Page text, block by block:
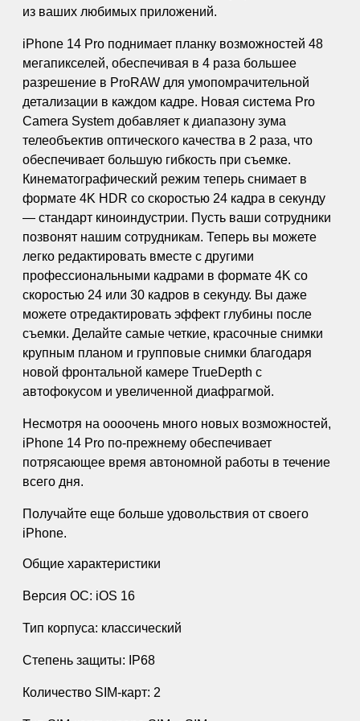
из ваших любимых приложений.
iPhone 14 Pro поднимает планку возможностей 48
мегапикселей, обеспечивая в 4 раза большее
разрешение в ProRAW для умопомрачительной
детализации в каждом кадре. Новая система Pro
Camera System добавляет к диапазону зума
телеобъектив оптического качества в 2 раза, что
обеспечивает большую гибкость при съемке.
Кинематографический режим теперь снимает в
формате 4K HDR со скоростью 24 кадра в секунду
— стандарт киноиндустрии. Пусть ваши сотрудники
позвонят нашим сотрудникам. Теперь вы можете
легко редактировать вместе с другими
профессиональными кадрами в формате 4K со
скоростью 24 или 30 кадров в секунду. Вы даже
можете отредактировать эффект глубины после
съемки. Делайте самые четкие, красочные снимки
крупным планом и групповые снимки благодаря
новой фронтальной камере TrueDepth с
автофокусом и увеличенной диафрагмой.
Несмотря на оооочень много новых возможностей,
iPhone 14 Pro по‑прежнему обеспечивает
потрясающее время автономной работы в течение
всего дня.
Получайте еще больше удовольствия от своего
iPhone.
Общие характеристики
Версия ОС: iOS 16
Тип корпуса: классический
Степень защиты: IP68
Количество SIM-карт: 2